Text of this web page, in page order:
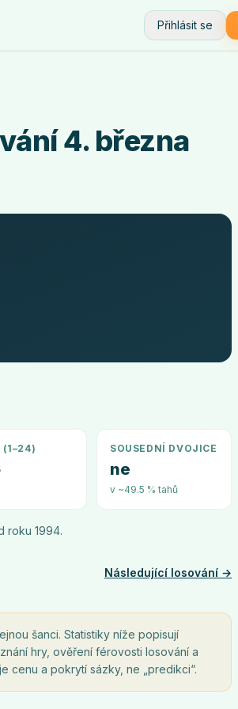
Přihlásit se
4. března
SOUSEDNÍ DVOJICE
ne
v ~49.5 % tahů
roku 1994.
Následující losování →
šanci. Statistiky níže popisují
hry, ověření férovosti losování a
cenu a pokrytí sázky, ne „predikci“.